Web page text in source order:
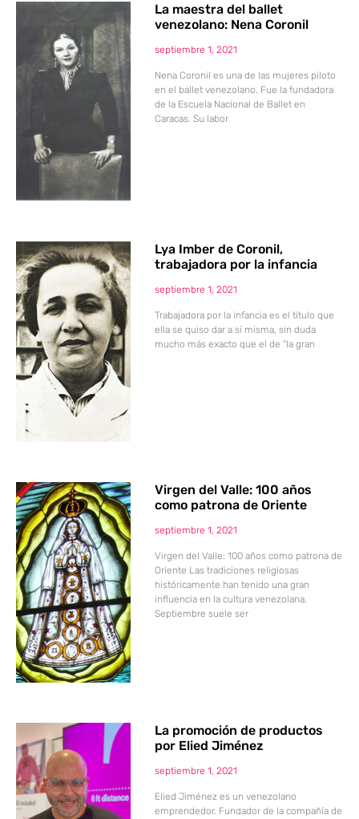
La maestra del ballet
venezolano: Nena Coronil
septiembre 1, 2021
Nena Coronil es una de las mujeres piloto
en el ballet venezolano. Fue la fundadora
de la Escuela Nacional de Ballet en
Caracas. Su labor
Lya Imber de Coronil,
trabajadora por la infancia
septiembre 1, 2021
Trabajadora por la infancia es el título que
ella se quiso dar a sí misma, sin duda
mucho más exacto que el de “la gran
Virgen del Valle: 100 años
como patrona de Oriente
septiembre 1, 2021
Virgen del Valle: 100 años como patrona de
Oriente Las tradiciones religiosas
históricamente han tenido una gran
influencia en la cultura venezolana.
Septiembre suele ser
La promoción de productos
por Elied Jiménez
septiembre 1, 2021
Elied Jiménez es un venezolano
emprendedor. Fundador de la compañía de